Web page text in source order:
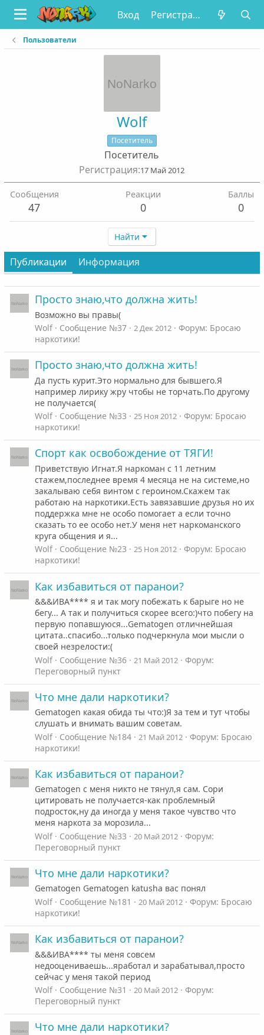
Вход Регистрация
Пользователи
Wolf
Посетитель
Посетитель
Регистрация 17 Май 2012
Сообщения
47
Реакции
0
Баллы
0
Найти
Публикации Информация
Просто знаю,что должна жить!
Возможно вы правы(
Wolf
Сообщение №37 2 Дек 2012 Форум: Бросаю
наркотики!
Просто знаю,что должна жить!
Да пусть курит.Это нормально для бывшего.Я
например лирику жру чтобы не торчать.По другому
не получается(
Wolf
Сообщение №33 25 Ноя 2012 Форум: Бросаю
наркотики!
Спорт как освобождение от ТЯГИ!
Приветствую Игнат.Я наркоман с 11 летним
стажем,последнее время 4 месяца не на системе,но
закалываю себя винтом с героином.Скажем так
работаю на наркотики.Есть завязавшие друзья но их
поддержка мне не особо помогает а если точно
сказать то ее особо нет.У меня нет наркоманского
круга общения и я...
Wolf
Сообщение №23 25 Ноя 2012 Форум: Бросаю
наркотики!
Как избавиться от паранои?
&&&ИВА**** я и так могу побежать к барыге но не
бегу... А так и получиться скорее всего:)что побегу на
первую попавшуюся...Gematogen отличнейшая
цитата..спасибо...только подчеркнула мои мысли о
своей незрелости:(
Wolf
Сообщение №36 21 Май 2012
Форум:
Переговорный пункт
Что мне дали наркотики?
Gematogen какая обида ты что:)Я за тем и тут чтобы
слушать и внимать вашим советам.
Wolf
Сообщение №184 21 Май 2012 Форум: Бросаю
наркотики!
Как избавиться от паранои?
Gematogen с меня никто не тянул,я сам. Сори
цитировать не получается-как проблемный
подросток,ну да иногда у меня такое чувство что
меня наркота за морозила...
Wolf
Сообщение №33 20 Май 2012
Форум:
Переговорный пункт
Что мне дали наркотики?
Gematogen Gematogen katusha вас понял
Wolf
Сообщение №181 20 Май 2012 Форум: Бросаю
наркотики!
Как избавиться от паранои?
&&&ИВА**** ты меня совсем
недооцениваешь...яработал и зарабатывал,просто
сейчас у меня такой период
Wolf
Сообщение №31 20 Май 2012
Форум:
Переговорный пункт
Что мне дали наркотики?